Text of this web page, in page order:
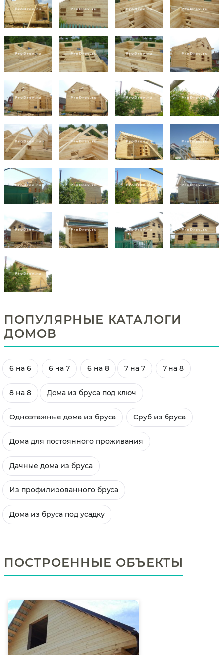
ПОПУЛЯРНЫЕ КАТАЛОГИ
ДОМОВ
6 на 6 6 на 7 6 на 8 7 на 7 7 на 8
8 на 8 Дома из бруса под ключ
Одноэтажные дома из бруса Сруб из бруса
Дома для постоянного проживания
Дачные дома из бруса
Из профилированного бруса
Дома из бруса под усадку
ПОСТРОЕННЫЕ ОБЪЕКТЫ